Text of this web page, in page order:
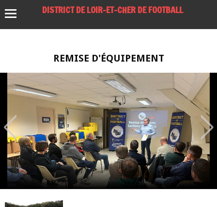
DISTRICT DE LOIR-ET-CHER DE FOOTBALL
REMISE D'ÉQUIPEMENT